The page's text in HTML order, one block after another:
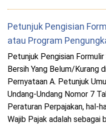
Petunjuk Pengisian
atau Program
Petunjuk Pengisian
Bersih Yang Belum/Kurang
Pernyataan A. Petunjuk
Undang-Undang Nomor 7
Peraturan Perpajakan, hal-
Wajib Pajak adalah sebagai